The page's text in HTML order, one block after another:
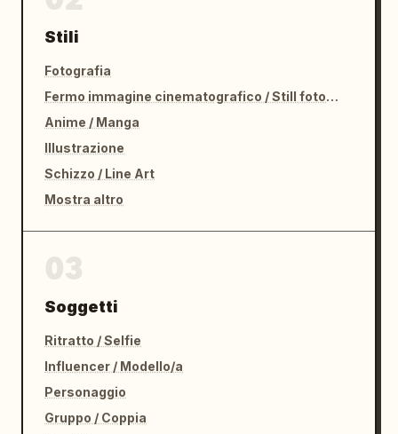
Stili
Fotografia
Fermo immagine cinematografico / Still fotografico
Anime / Manga
Illustrazione
Schizzo / Line Art
Mostra altro
Soggetti
Ritratto / Selfie
Influencer / Modello/a
Personaggio
Gruppo / Coppia